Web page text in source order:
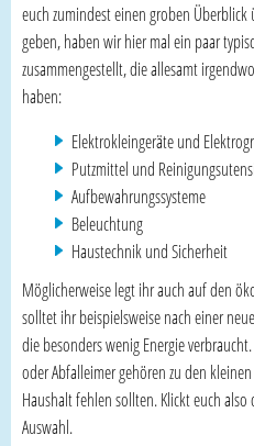
euch zumindest einen groben Überblick
geben, haben wir hier mal ein paar
zusammengestellt, die allesamt
haben:
Elektrokleingeräte und
Putzmittel und
Aufbewahrungssysteme
Beleuchtung
Haustechnik und Sicherheit
Möglicherweise legt ihr auch auf den
solltet ihr beispielsweise nach einer
die besonders wenig Energie
oder Abfalleimer gehören zu den
Haushalt fehlen sollten. Klickt euch
Auswahl.